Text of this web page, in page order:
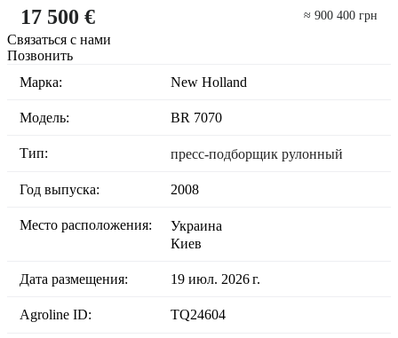
17 500 € ≈ 900 400 грн
Связаться с нами
Позвонить
Марка:
New Holland
Модель: BR 7070
Тип: пресс-подборщик рулонный
Год выпуска: 2008
Место расположения:
Украина
Киев
Дата размещения: 19 июл. 2026 г.
Agroline ID: TQ24604